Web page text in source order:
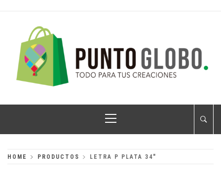
PUNTO GLOBO
Menu
HOME PRODUCTOS LETRA P PLATA 34″